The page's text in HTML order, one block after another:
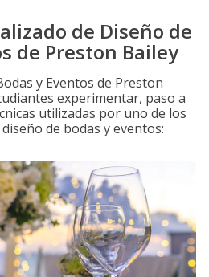
de Diseño de
de Preston Bailey
y Eventos de Preston
experimentar, paso a
utilizadas por uno de los
de bodas y eventos: